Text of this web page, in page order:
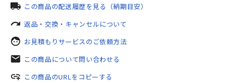
local_shipping この商品の配送履歴を見る（納期目安）
redo 返品・交換・キャンセルについて
face お見積もりサービスのご依頼方法
mail この商品について問い合わせる
add_link この商品のURLをコピーする